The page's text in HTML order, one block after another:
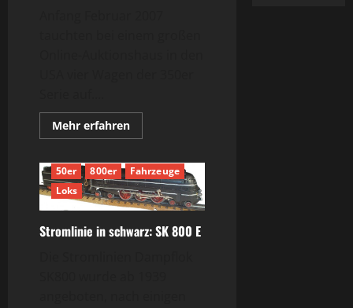
Mehr erfahrenMehr
Informationen
Raritäten:
die
Wagen
352E
LMS
353E
50er 800er
Fahrzeuge
Loks
Stromlinie in schwarz: SK 800 E